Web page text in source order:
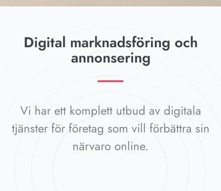
Digital marknadsföring och
annonsering
Vi har ett komplett utbud av digitala
tjänster för företag som vill förbättra sin
närvaro online.